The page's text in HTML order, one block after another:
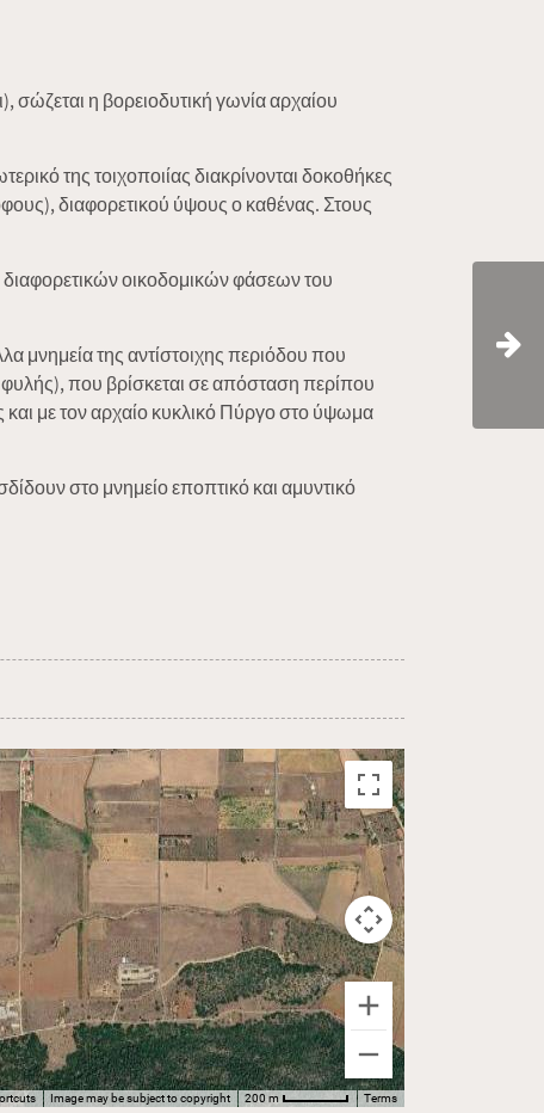
η βορειοδυτική γωνία αρχαίου
της τοιχοποιίας διακρίνονται δοκοθήκες
διαφορετικού ύψους ο καθένας. Στους
οικοδομικών φάσεων του
μνημεία της αντίστοιχης περιόδου που
που βρίσκεται σε απόσταση περίπου
με τον αρχαίο κυκλικό Πύργο στο ύψωμα
στο μνημείο εποπτικό και αμυντικό
Image may be subject to copyright 200 m Terms